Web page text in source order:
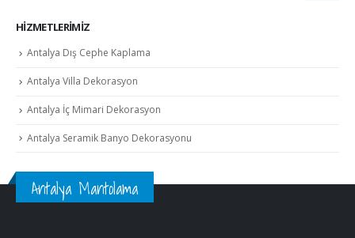
HIZMETLERIMIZ
Antalya Dış Cephe Kaplama
Antalya Villa Dekorasyon
Antalya İç Mimari Dekorasyon
Antalya Seramik Banyo Dekorasyonu
Antalya Mantolama